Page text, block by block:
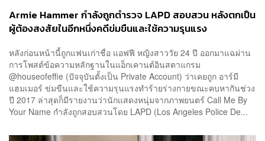
Armie Hammer กำลังถูกตำรวจ LAPD สอบสวน หลังตกเป็น
ผู้ต้องสงสัยในอีกหนึ่งคดีข่มขืนและใช้ความรุนแรง
หลังก่อนหน้านี้ถูกแฟนเก่าชื่อ แอฟฟี หญิงสาววัย 24 ปี ออกมาแฉผ่าน
การโพสต์ข้อความหลักฐานในแอ็กเคานต์อินสตาแกรม
@houseofeffie (ปัจจุบันตั้งเป็น Private Account) ว่าเคยถูก อาร์มี
แฮมเมอร์ ข่มขืนและใช้ความรุนแรงทำร้ายร่างกายขณะคบหากันช่วง
ปี 2017 ล่าสุดก็มีรายงานว่านักแสดงหนุ่มจากภาพยนตร์ Call Me By
Your Name กำลังถูกสอบสวนโดย LAPD (Los Angeles Police De...